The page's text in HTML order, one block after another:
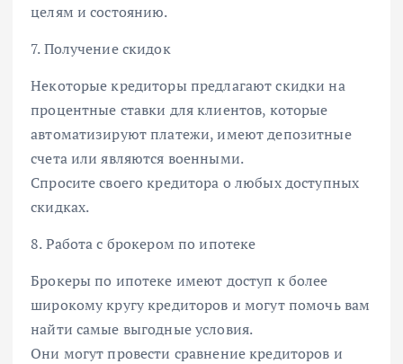
целям и состоянию.
7. Получение скидок
Некоторые кредиторы предлагают скидки на
процентные ставки для клиентов, которые
автоматизируют платежи, имеют депозитные
счета или являются военными.
Спросите своего кредитора о любых доступных
скидках.
8. Работа с брокером по ипотеке
Брокеры по ипотеке имеют доступ к более
широкому кругу кредиторов и могут помочь вам
найти самые выгодные условия.
Они могут провести сравнение кредиторов и